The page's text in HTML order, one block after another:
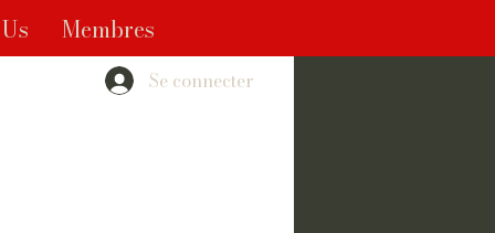
Membres
Se connecter